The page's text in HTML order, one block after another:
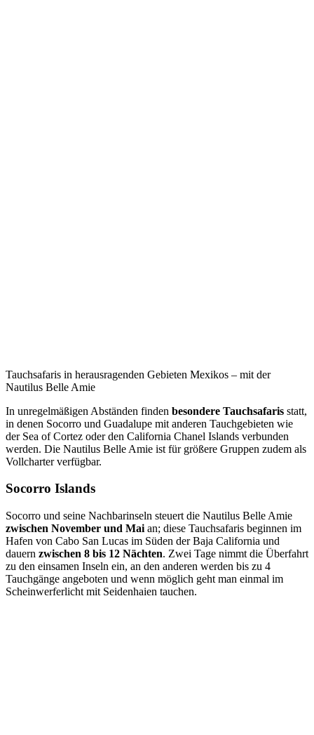
Tauchsafaris in herausragenden Gebieten Mexikos – mit der
Nautilus Belle Amie
In unregelmäßigen Abständen finden besondere Tauchsafaris statt,
in denen Socorro und Guadalupe mit anderen Tauchgebieten wie
der Sea of Cortez oder den California Chanel Islands verbunden
werden. Die Nautilus Belle Amie ist für größere Gruppen zudem als
Vollcharter verfügbar.
Socorro Islands
Socorro und seine Nachbarinseln steuert die Nautilus Belle Amie
zwischen November und Mai an; diese Tauchsafaris beginnen im
Hafen von Cabo San Lucas im Süden der Baja California und
dauern zwischen 8 bis 12 Nächten. Zwei Tage nimmt die Überfahrt
zu den einsamen Inseln ein, an den anderen werden bis zu 4
Tauchgänge angeboten und wenn möglich geht man einmal im
Scheinwerferlicht mit Seidenhaien tauchen.